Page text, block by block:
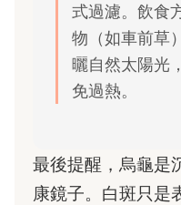
式過濾。飲食
物（如車前草
曬自然太陽光
免過熱。
最後提醒，烏龜是
康鏡子。白斑只是